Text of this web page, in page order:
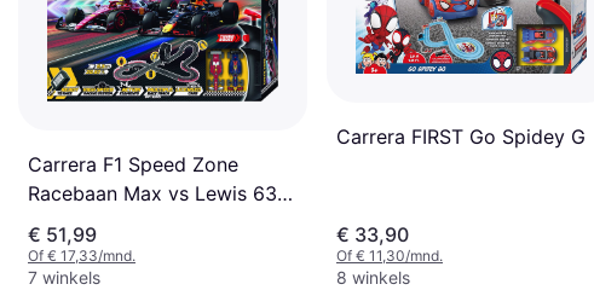
Carrera F1 Speed Zone
Racebaan Max vs Lewis 630
cm
€ 51,99
Of € 17,33/mnd.
7 winkels
Carrera FIRST Go Spidey G
€ 33,90
Of € 11,30/mnd.
8 winkels